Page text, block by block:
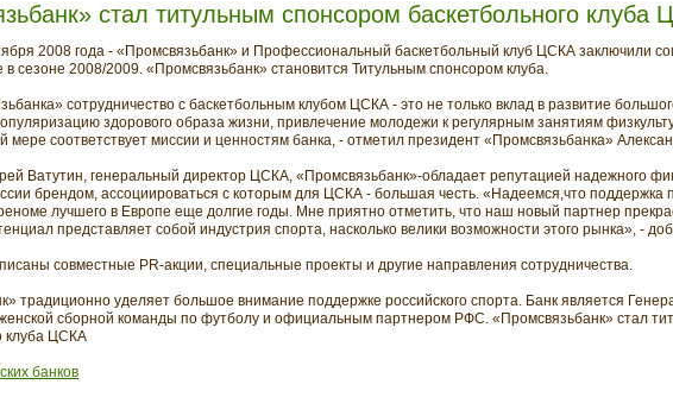
стал титульным спонсором баскетбольного клуба
2008 года - «Промсвязьбанк» и Профессиональный баскетбольный клуб ЦСКА заключили
в сезоне 2008/2009. «Промсвязьбанк» становится Титульным спонсором клуба.
сотрудничество с баскетбольным клубом ЦСКА - это не только вклад в развитие
здорового образа жизни, привлечение молодежи к регулярным занятиям
мере соответствует миссии и ценностям банка, - отметил президент «Промсвязьбанка»
Ватутин, генеральный директор ЦСКА, «Промсвязьбанк»-обладает репутацией надежного
брендом, ассоциироваться с которым для ЦСКА - большая честь. «Надеемся,что поддержка
лучшего в Европе еще долгие годы. Мне приятно отметить, что наш новый партнер
представляет собой индустрия спорта, насколько велики возможности этого рынка», -
совместные PR-акции, специальные проекты и другие направления сотрудничества.
традиционно уделяет большое внимание поддержке российского спорта. Банк является
сборной команды по футболу и официальным партнером РФС. «Промсвязьбанк» стал
клуба ЦСКА
банков